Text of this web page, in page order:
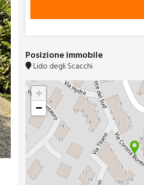
Posizione immobile
Lido degli Scacchi
+
−